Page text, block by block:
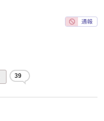
39